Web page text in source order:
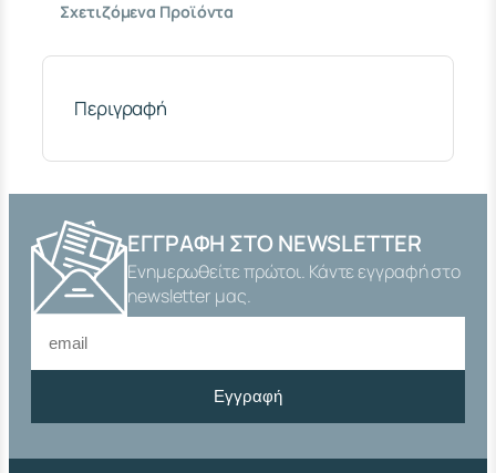
Σ
Ρ
Ε
Ζ
Ε
Τ
Α
I
O
X
Υ
Ο
Σχετιζόμενα Προϊόντα
Περιγραφή
ΕΓΓΡΑΦΉ ΣΤΟ NEWSLETTER
Ενημερωθείτε πρώτοι. Κάντε εγγραφή στο
newsletter μας.
Εγγραφή